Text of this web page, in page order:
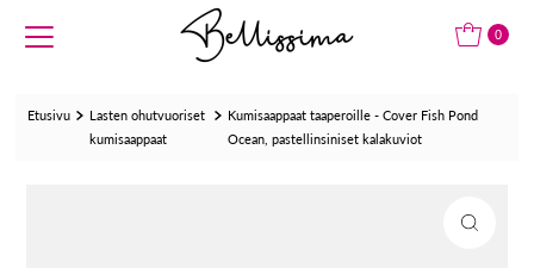
Translation missing: fi.accessibility.skip_to_text 0
Etusivu
Lasten ohutvuoriset
kumisaappaat
Kumisaappaat taaperoille - Cover Fish Pond
Ocean, pastellinsiniset kalakuviot